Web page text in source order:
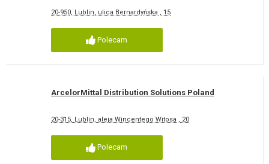
20-950, Lublin, ulica Bernardyńska , 15
Polecam
ArcelorMittal Distribution Solutions Poland
20-315, Lublin, aleja Wincentego Witosa , 20
Polecam